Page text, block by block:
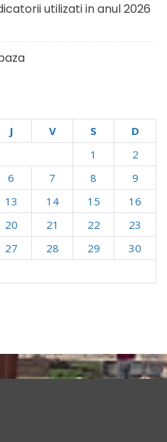
utilizati in anul 2026
J V S
D
1
2
6 7 8
9
13 14 15
16
20 21 22
23
27 28 29
30